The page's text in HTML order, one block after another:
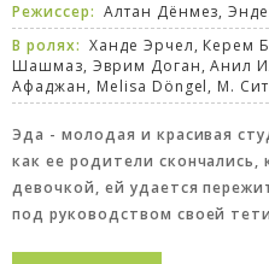
Режиссер: Алтан Дёнмез,
В ролях: Ханде Эрчел, Керем
Шашмаз, Эврим Доган, Анил
Афаджан, Melisa Döngel, М.
Эда - молодая и красивая
как ее родители
девочкой, ей удается
под руководством своей